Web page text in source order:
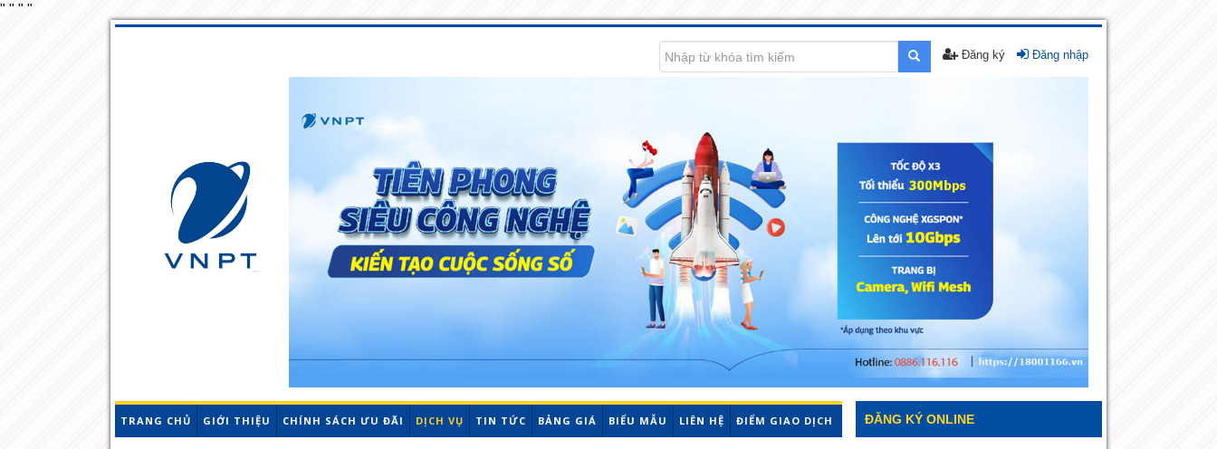
" " " "
Đăng ký Đăng nhập
TRANG CHỦ GIỚI THIỆU CHÍNH SÁCH ƯU ĐÃI DỊCH VỤ TIN TỨC BẢNG GIÁ BIỂU MẪU LIÊN HỆ ĐIỂM GIAO DỊCH ĐĂNG KÝ ONLINE